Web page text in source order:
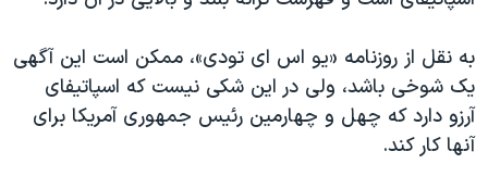
اعتراضات مردمی آبان ۹۸
اسرائیل در جنگ
نرگس محمدی برنده جایزه نوبل صلح
همایش محافظه‌کاران آمریکا «سی‌پک»
به نقل از روزنامه «یو اس ای تودی»، ممکن است این آگهی
یک شوخی باشد، ولی در این شکی نیست که اسپاتیفای
آرزو دارد که چهل و چهارمین رئیس جمهوری آمریکا برای
آنها کار کند.